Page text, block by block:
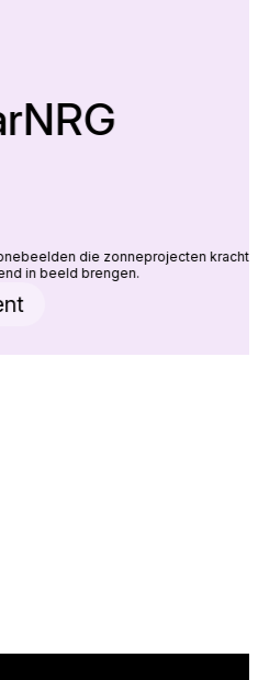
SolarNRG
Luchtige dronebeelden die
en overtuigend in beeld brengen.